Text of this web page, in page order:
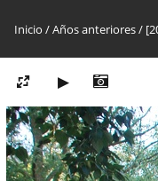
Inicio /Años anteriores/